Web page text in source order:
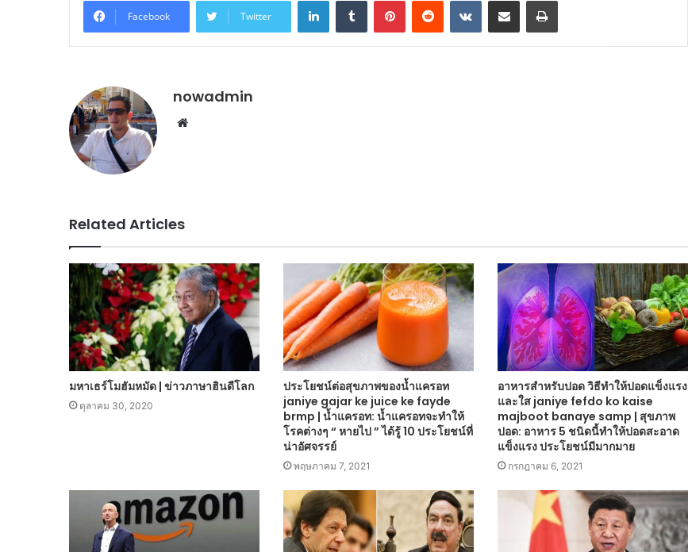
Facebook Twitter
nowadmin
Website
Related Articles
มหาเธร์โมฮัมหมัด | ข่าวภาษาฮินดีโลก
ตุลาคม 30, 2020
ประโยชน์ต่อสุขภาพของน้ำแครอท
janiye gajar ke juice ke fayde
brmp | น้ำแครอท: น้ำแครอทจะทำให้
โรคต่างๆ “ หายไป ” ได้รู้ 10 ประโยชน์ที่
น่าอัศจรรย์
พฤษภาคม 7, 2021
อาหารสำหรับปอด วิธีทำให้ปอดแข็งแรง
และใส janiye fefdo ko kaise
majboot banaye samp | สุขภาพ
ปอด: อาหาร 5 ชนิดนี้ทำให้ปอดสะอาด
แข็งแรง ประโยชน์มีมากมาย
กรกฎาคม 6, 2021